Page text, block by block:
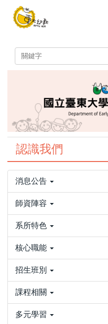
認識我們
消息公告
師資陣容
系所特色
核心職能
招生班別
課程相關
多元學習